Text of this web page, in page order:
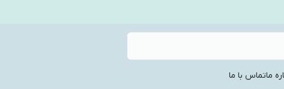
ماتماس با ما